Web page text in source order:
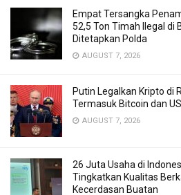
Empat Tersangka
52,5 Ton Timah Ilegal di
Ditetapkan Polda
AUGUST 7, 2026
Putin Legalkan Kripto di
Termasuk Bitcoin dan
AUGUST 7, 2026
26 Juta Usaha di
Tingkatkan Kualitas
Kecerdasan Buatan